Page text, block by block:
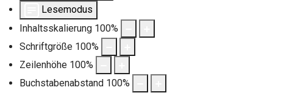
Lesemodus
Inhaltsskalierung 100%
Schriftgröße 100%
Zeilenhöhe 100%
Buchstabenabstand 100%